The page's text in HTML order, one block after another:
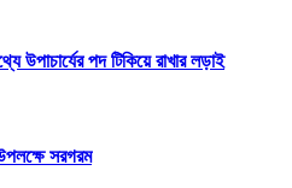
উপাচার্যের পদ টিকিয়ে রাখার লড়াই
সরগরম